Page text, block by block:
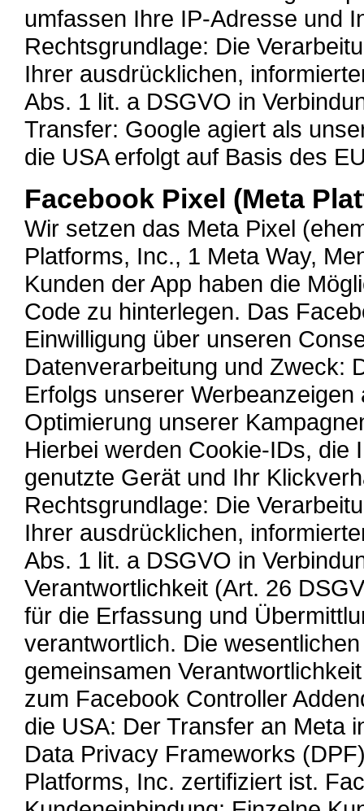
umfassen Ihre IP-Adresse und
Rechtsgrundlage: Die
Ihrer ausdrücklichen,
Abs. 1 lit. a DSGVO in
Transfer: Google agiert als
die USA erfolgt auf Basis des
Facebook Pixel (Meta
Wir setzen das Meta Pixel
Platforms, Inc., 1 Meta Way,
Kunden der App haben die
Code zu hinterlegen. Das
Einwilligung über unseren
Datenverarbeitung und Zweck:
Erfolgs unserer
Optimierung unserer
Hierbei werden Cookie-IDs, die
genutzte Gerät und Ihr
Rechtsgrundlage: Die
Ihrer ausdrücklichen,
Abs. 1 lit. a DSGVO in
Verantwortlichkeit (Art. 26
für die Erfassung und
verantwortlich. Die
gemeinsamen
zum Facebook Controller
die USA: Der Transfer an Meta
Data Privacy Frameworks
Platforms, Inc. zertifiziert ist.